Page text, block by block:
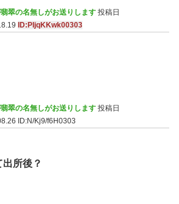
翠の名無しがお送りします 投稿日
ID:PIjqKKwk00303
翠の名無しがお送りします 投稿日
ID:N/Kj9/f6H0303
所後？